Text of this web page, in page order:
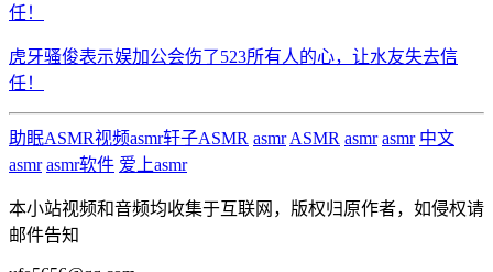
虎牙骚俊表示娱加公会伤了523所有人的心，让水友失去信
任！
助眠ASMR视频asmr轩子ASMR asmr ASMR asmr asmr 中文
asmr asmr软件 爱上asmr
本小站视频和音频均收集于互联网，版权归原作者，如侵权请
邮件告知